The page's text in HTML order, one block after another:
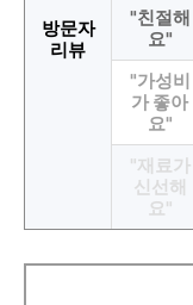
방문자
리뷰
"친절해
요"
"가성비
가 좋아
요"
"재료가
신선해
요"